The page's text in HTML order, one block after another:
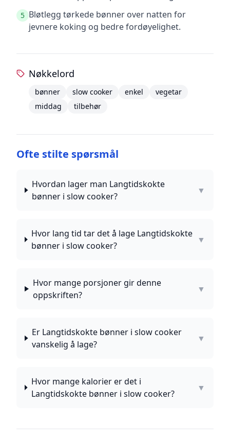
5 Bløtlegg tørkede bønner over natten for
jevnere koking og bedre fordøyelighet.
Nøkkelord
bønner slow cooker enkel
vegetar
middag
tilbehør
Ofte stilte spørsmål
Hvordan lager man Langtidskokte
bønner i slow cooker?
▼
Hvor lang tid tar det å lage Langtidskokte
bønner i slow cooker?
▼
Hvor mange porsjoner gir denne
oppskriften?
▼
Er Langtidskokte bønner i slow cooker
vanskelig å lage?
▼
Hvor mange kalorier er det i
Langtidskokte bønner i slow cooker?
▼